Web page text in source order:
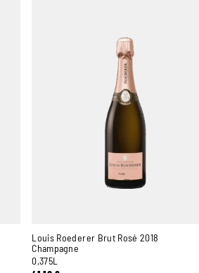
Louis Roederer Brut Rosé 2018
Champagne
0,375L